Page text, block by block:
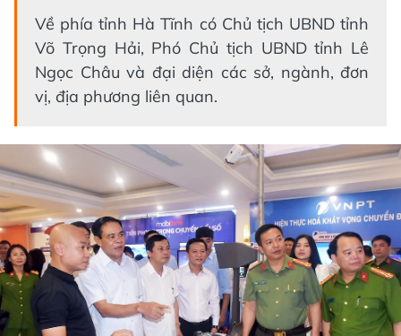
Về phía tỉnh Hà Tĩnh có Chủ tịch UBND tỉnh
Võ Trọng Hải, Phó Chủ tịch UBND tỉnh Lê
Ngọc Châu và đại diện các sở, ngành, đơn
vị, địa phương liên quan.